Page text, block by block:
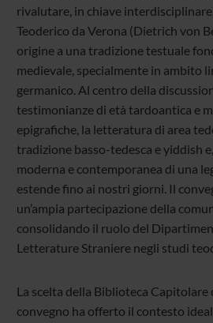
rivalutare, in chiave
Teoderico da Verona (Dietrich von
origine a una tradizione testuale
medievale, specialmente in ambito
germanico. Al centro della
testimonianze di età tardoantica e
epigrafiche, la letteratura di area
tradizione basso-tedesca e yiddish
moderna e contemporanea di una
estende fino ai nostri giorni. Il
un’ampia partecipazione della
consolidando il ruolo del
Letterature Straniere negli studi
La scelta della Biblioteca Capitolare
convegno ha offerto il contesto